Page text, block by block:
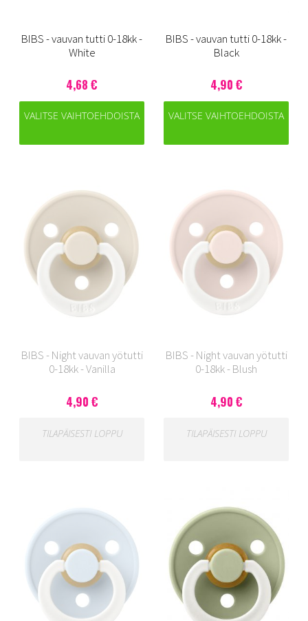
BIBS - vauvan tutti 0-18kk -
White
4,68 €
VALITSE VAIHTOEHDOISTA
BIBS - vauvan tutti 0-18kk -
Black
4,90 €
VALITSE VAIHTOEHDOISTA
BIBS - Night vauvan yötutti
0-18kk - Vanilla
4,90 €
TILAPÄISESTI LOPPU
BIBS - Night vauvan yötutti
0-18kk - Blush
4,90 €
TILAPÄISESTI LOPPU